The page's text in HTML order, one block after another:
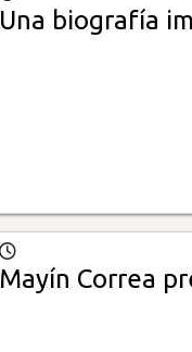
Una biografía
Mayín Correa